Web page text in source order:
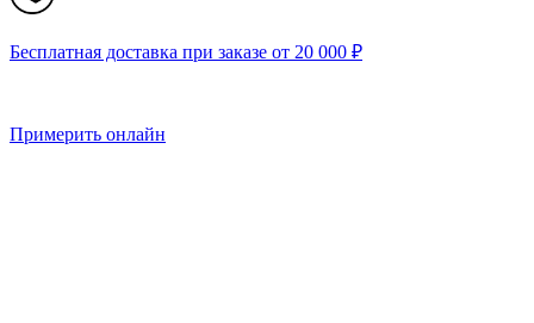
Бесплатная доставка при заказе от 20 000 ₽
Примерить онлайн